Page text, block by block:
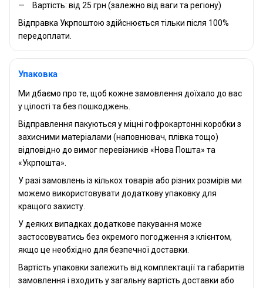
Вартість: від 25 грн (залежно від ваги та регіону)
Відправка Укрпоштою здійснюється тільки після 100%
передоплати.
Упаковка
Ми дбаємо про те, щоб кожне замовлення доїхало до вас
у цілості та без пошкоджень.
Відправлення пакуються у міцні гофрокартонні коробки з
захисними матеріалами (наповнювач, плівка тощо)
відповідно до вимог перевізників «Нова Пошта» та
«Укрпошта».
У разі замовлень із кількох товарів або різних розмірів ми
можемо використовувати додаткову упаковку для
кращого захисту.
У деяких випадках додаткове пакування може
застосовуватись без окремого погодження з клієнтом,
якщо це необхідно для безпечної доставки.
Вартість упаковки залежить від комплектації та габаритів
замовлення і входить у загальну вартість доставки або